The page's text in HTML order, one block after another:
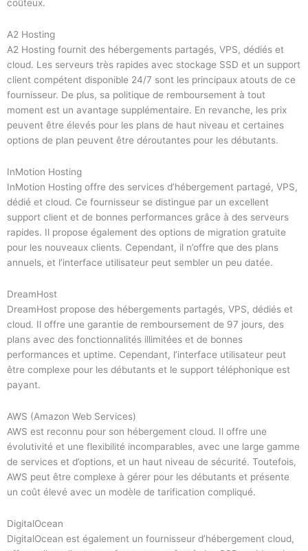
coûteux.
A2 Hosting
A2 Hosting fournit des hébergements partagés, VPS, dédiés et
cloud. Les serveurs très rapides avec stockage SSD et un support
client compétent disponible 24/7 sont les principaux atouts de ce
fournisseur. De plus, sa politique de remboursement à tout
moment est un avantage supplémentaire. En revanche, les prix
peuvent être élevés pour les plans de haut niveau et certaines
options de plan peuvent être déroutantes pour les débutants.
InMotion Hosting
InMotion Hosting offre des services d’hébergement partagé, VPS,
dédié et cloud. Ce fournisseur se distingue par un excellent
support client et de bonnes performances grâce à des serveurs
rapides. Il propose également des options de migration gratuite
pour les nouveaux clients. Cependant, il n’offre que des plans
annuels, et l’interface utilisateur peut sembler un peu datée.
DreamHost
DreamHost propose des hébergements partagés, VPS, dédiés et
cloud. Il offre une garantie de remboursement de 97 jours, des
plans avec des fonctionnalités illimitées et de bonnes
performances et uptime. Cependant, l’interface utilisateur peut
être complexe pour les débutants et le support téléphonique est
payant.
AWS (Amazon Web Services)
AWS est reconnu pour son hébergement cloud. Il offre une
évolutivité et une flexibilité incomparables, avec une large gamme
de services et d’options, et un haut niveau de sécurité. Toutefois,
AWS peut être complexe à gérer pour les débutants et présente
un coût élevé avec un modèle de tarification compliqué.
DigitalOcean
DigitalOcean est également un fournisseur d’hébergement cloud,